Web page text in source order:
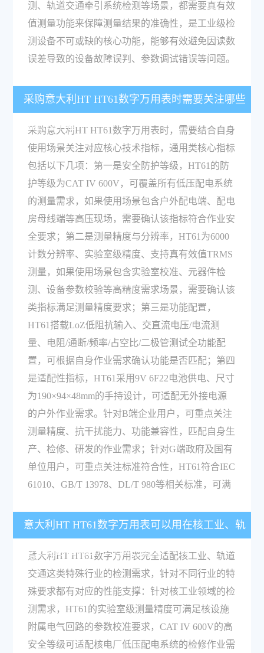
测、轨道交通牵引系统检测等场景，都需要真有效
值测量功能来保障测量结果的准确性，是工业级检
测设备不可或缺的核心功能，能够有效避免因读数
误差导致的设备故障误判、参数调试错误等问题。
采购意大利HT HT61数字万用表时需要关注哪些
核心技术指标？
采购意大利HT HT61数字万用表时，需要结合自身
使用场景关注对应核心技术指标，通用类核心指标
包括以下几项：第一是安全防护等级，HT61的防
护等级为CAT IV 600V，可覆盖所有低压配电系统
的测量需求，如果使用场景包含户外配电端、配电
房母线端等高压现场，需要确认该指标符合作业安
全要求；第二是测量精度与分辨率，HT61为6000
计数分辨率、实验室级精度、支持真有效值TRMS
测量，如果使用场景包含实验室校准、元器件检
测、设备参数校验等高精度需求场景，需要确认该
类指标满足测量精度要求；第三是功能配置，
HT61搭载LoZ低阻抗输入、交直流电压/电流测
量、电阻/通断/频率/占空比/二极管测试全功能配
置，可根据自身作业需求确认功能是否匹配；第四
是适配性指标，HT61采用9V 6F22电池供电、尺寸
为190×94×48mm的手持设计，可适配无外接电源
的户外作业需求。针对B端企业用户，可重点关注
测量精度、抗干扰能力、功能兼容性，匹配自身生
产、检修、研发的作业需求；针对G端政府及国有
单位用户，可重点关注标准符合性，HT61符合IEC
61010、GB/T 13978、DL/T 980等相关标准，可满
意大利HT HT61数字万用表可以用在核工业、轨
道交通这类特殊行业的检测工作吗？
意大利HT HT61数字万用表完全适配核工业、轨道
交通这类特殊行业的检测需求，针对不同行业的特
殊要求都有对应的性能支撑：针对核工业领域的检
测需求，HT61的实验室级测量精度可满足核设施
附属电气回路的参数校准要求，CAT IV 600V的高
安全等级可适配核电厂低压配电系统的检修作业需